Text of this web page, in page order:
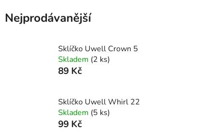
Nejprodávanější
Sklíčko Uwell Crown 5
Skladem (2 ks)
89 Kč
Sklíčko Uwell Whirl 22
Skladem (5 ks)
99 Kč